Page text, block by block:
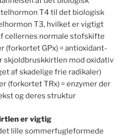
T4 til det biologisk
T3, hvilket er vigtigt
cellernes normale stofskifte
(forkortet GPx) = antioxidant-
skjoldbruskkirtlen mod oxidativ
af skadelige frie radikaler)
(forkortet TRx) = enzymer der
og deres struktur
er vigtig
lille sommerfugleformede